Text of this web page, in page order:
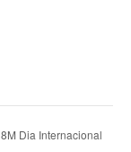
8M Dia Internacional